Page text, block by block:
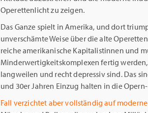
Operettenlicht zu zeigen.
Das Ganze spielt in Amerika, und dort
unverschämte Weise über die alte
reiche amerikanische Kapitalistinnen und
Minderwertigkeitskomplexen fertig
langweilen und recht depressiv sind. Das
und 30er Jahren Einzug halten in die
Fall verzichtet aber vollständig auf